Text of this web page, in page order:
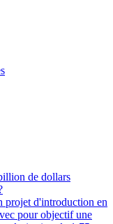
de dollars
projet d'introduction en
pour objectif une